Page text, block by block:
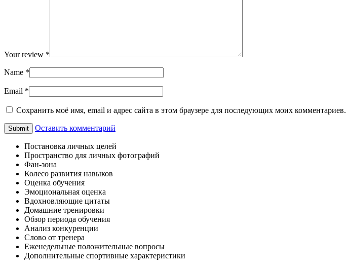
Your review *
Name *
Email *
Сохранить моё имя, email и адрес сайта в этом браузере для последующих моих комментариев.
Оставить комментарий
Постановка личных целей
Пространство для личных фотографий
Фан-зона
Колесо развития навыков
Оценка обучения
Эмоциональная оценка
Вдохновляющие цитаты
Домашние тренировки
Обзор периода обучения
Анализ конкуренции
Слово от тренера
Еженедельные положительные вопросы
Дополнительные спортивные характеристики